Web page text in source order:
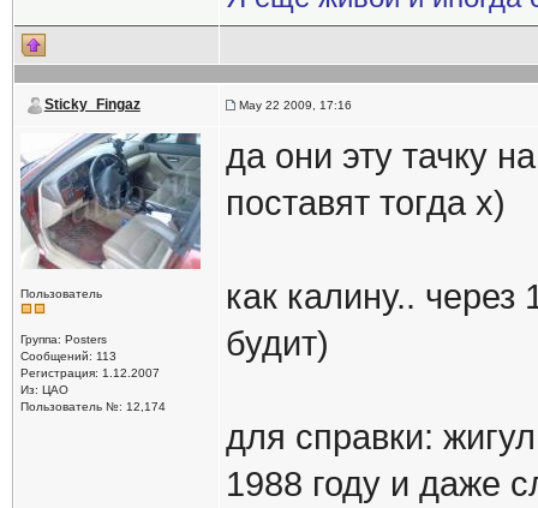
Sticky_Fingaz May 22 2009, 17:16
Пользователь
Группа: Posters
Сообщений: 113
Регистрация: 1.12.2007
Из: ЦАО
Пользователь №: 12,174
да они эту тачку
поставят тогда х)
как калину..
будит)
для справки:
1988 году и даже